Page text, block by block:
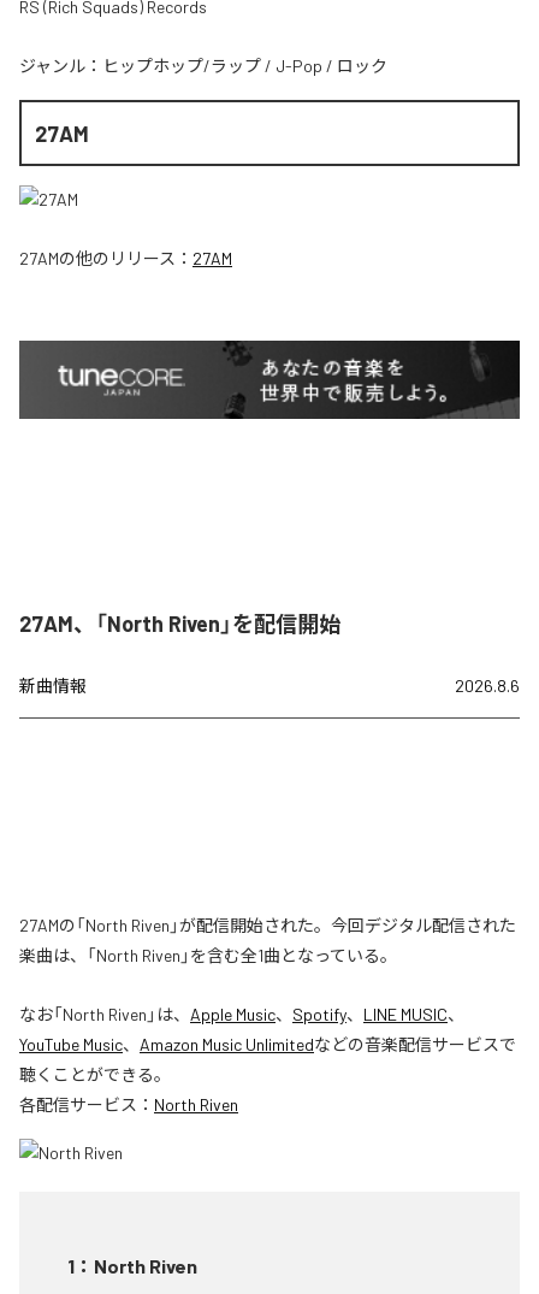
RS (Rich Squads) Records
ジャンル： ヒップホップ/ラップ / J-Pop / ロック
27AM
27AMの他のリリース： 27AM
27AM、「North Riven」を配信開始
新曲情報 2026.8.6
27AMの「North Riven」が配信開始された。今回デジタル配信された
楽曲は、「North Riven」を含む全1曲となっている。
なお「North Riven 」は、 Apple Music、 Spotify、 LINE MUSIC、
YouTube Music、 Amazon Music Unlimitedなどの音楽配信サービスで
聴くことができる。
各配信サービス： North Riven
1 ： North Riven